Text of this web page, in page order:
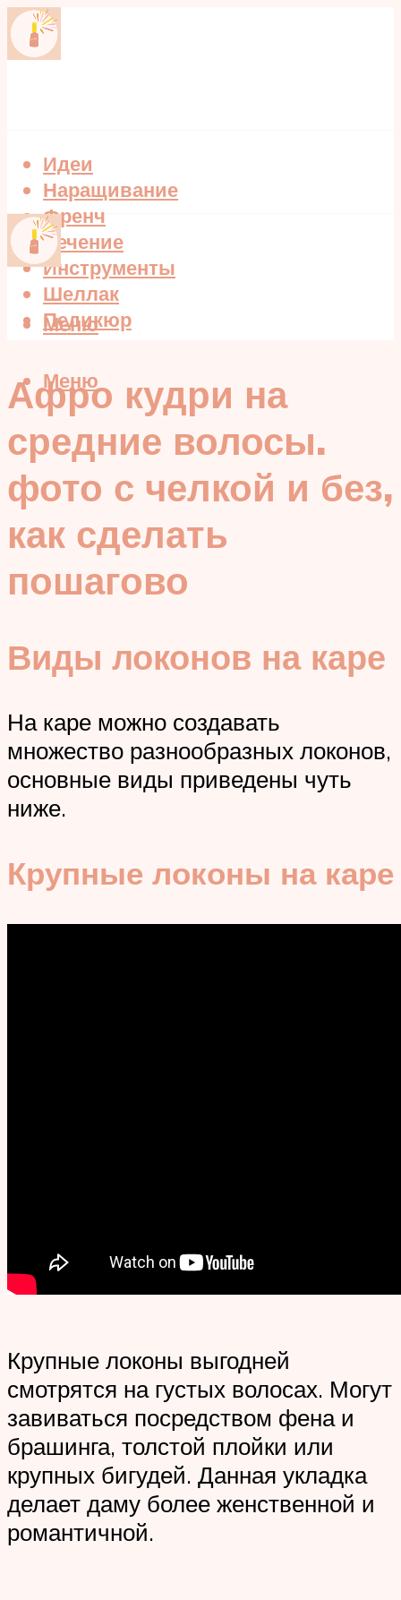
Идеи
Наращивание
Френч
Лечение
Инструменты
Шеллак
Педикюр
Меню
Меню
Афро кудри на
средние волосы.
фото с челкой и без,
как сделать
пошагово
Виды локонов на каре
На каре можно создавать
множество разнообразных локонов,
основные виды приведены чуть
ниже.
Крупные локоны на каре
Крупные локоны выгодней
смотрятся на густых волосах. Могут
завиваться посредством фена и
брашинга, толстой плойки или
крупных бигудей. Данная укладка
делает даму более женственной и
романтичной.